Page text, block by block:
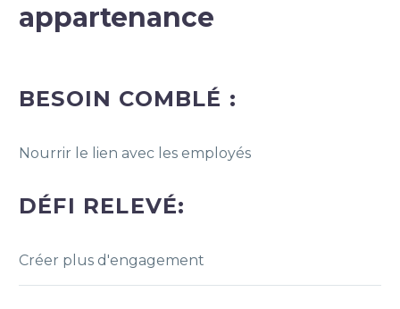
appartenance
BESOIN COMBLÉ :
Nourrir le lien avec les employés
DÉFI RELEVÉ:
Créer plus d'engagement